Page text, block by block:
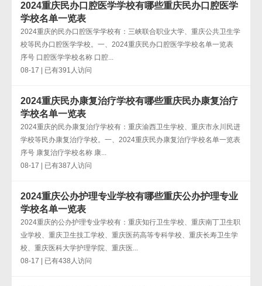
2024重庆民办口腔医学学校有哪些重庆民办口腔医学
学校名单一览表
2024重庆的民办口腔医学学校有：三峡联合职业大学、重庆公共卫生学
校等民办口腔医学学校。一、2024重庆民办口腔医学学校名单一览表
序号 口腔医学学校名称 口腔...
08-17 | 已有391人访问
2024重庆民办康复治疗学校有哪些重庆民办康复治疗
学校名单一览表
2024重庆的民办康复治疗学校有：重庆渝西卫生学校、重庆市永川民进
学校等民办康复治疗学校。一、2024重庆民办康复治疗学校名单一览表
序号 康复治疗学校名称 康...
08-17 | 已有387人访问
2024重庆公办护理专业学校有哪些重庆公办护理专业
学校名单一览表
2024重庆的公办护理专业学校有：重庆知行卫生学校、重庆南丁卫生职
业学校、重庆卫生技工学校、重庆医药高等专科学校、重庆长寿卫生学
校、重庆医科大学护理学院、重庆医...
08-17 | 已有438人访问